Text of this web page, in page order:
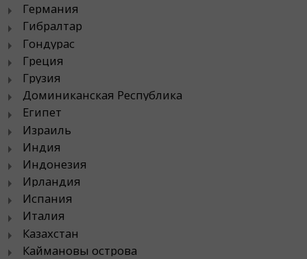
Германия
Гибралтар
Гондурас
Греция
Грузия
Доминиканская Республика
Египет
Израиль
Индия
Индонезия
Ирландия
Испания
Италия
Казахстан
Каймановы острова